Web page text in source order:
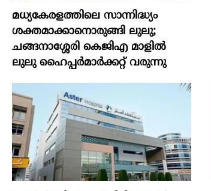
മധ്യകേരളത്തിലെ സാന്നിദ്ധ്യം
ശക്തമാക്കാനൊരുങ്ങി ലുലു;
ചങ്ങനാശ്ശേരി കെജിഎ മാളിൽ
ലുലു ഹൈപ്പർമാർക്കറ്റ് വരുന്നു